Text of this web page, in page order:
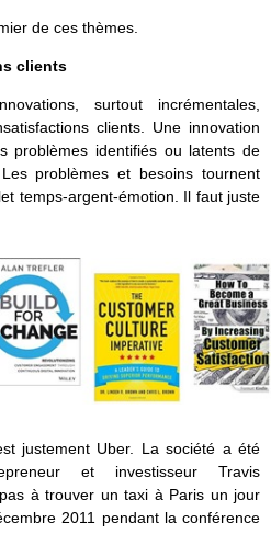
de ces thèmes.
clients
surtout incrémentales,
clients. Une innovation
problèmes identifiés ou latents de
problèmes et besoins tournent
temps-argent-émotion. Il faut juste
justement Uber. La société a été
et investisseur Travis
pas à trouver un taxi à Paris un jour
2011 pendant la conférence